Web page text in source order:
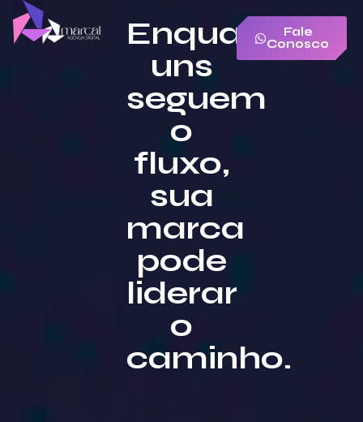
Enquanto
uns
seguem
o
fluxo,
sua
marca
pode
liderar
o
caminho.
Fale
Conosco